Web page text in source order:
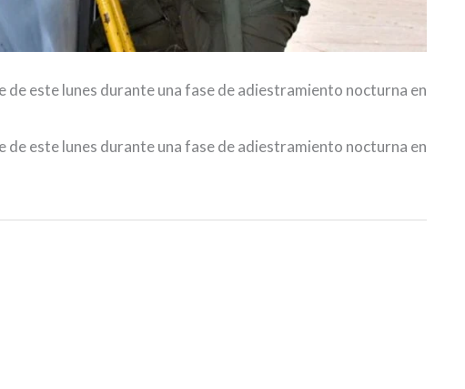
de este lunes durante una fase de adiestramiento nocturna en
de este lunes durante una fase de adiestramiento nocturna en